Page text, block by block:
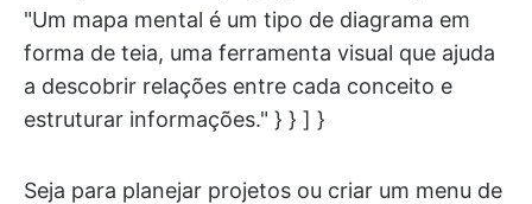
"Um mapa mental é um tipo de diagrama em
forma de teia, uma ferramenta visual que ajuda
a descobrir relações entre cada conceito e
estruturar informações." } } ] }
Seja para planejar projetos ou criar um menu de